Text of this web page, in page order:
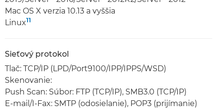
Mac OS X verzia 10.13 a vyššia
Linux11
Sieťový protokol
Tlač: TCP/IP (LPD/Port9100/IPP/IPPS/WSD)
Skenovanie:
Push Scan: Súbor: FTP (TCP/IP), SMB3.0 (TCP/IP)
E-mail/I-Fax: SMTP (odosielanie), POP3 (prijímanie)